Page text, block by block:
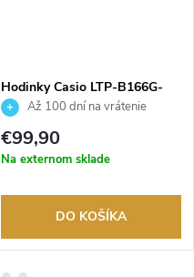
Hodinky Casio LTP-B166G-
9AVEFAž 100 dní na vrátenie
tovaru. Autorizovaný predajca.
€99,90
Na externom sklade
DO KOŠÍKA